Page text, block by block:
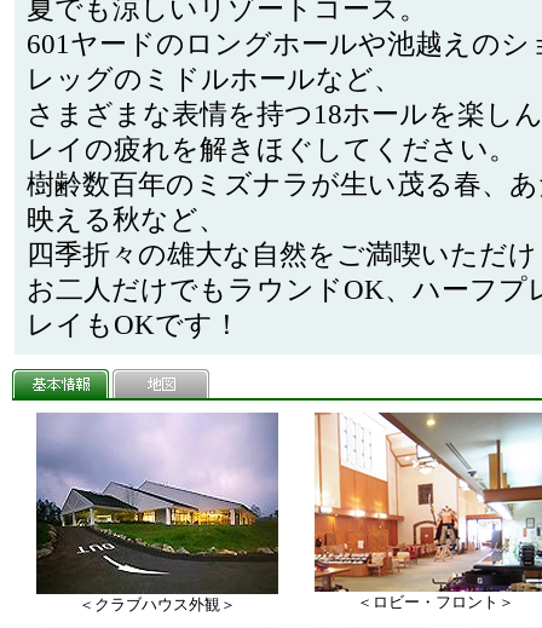
夏でも涼しいリゾートコース。
601ヤードのロングホールや池越えの
レッグのミドルホールなど、
さまざまな表情を持つ18ホールを楽し
レイの疲れを解きほぐしてください。
樹齢数百年のミズナラが生い茂る春、
映える秋など、
四季折々の雄大な自然をご満喫いただ
お二人だけでもラウンドOK、ハーフプ
レイもOKです！
＜クラブハウス外観＞ ＜ロビー・フロント＞